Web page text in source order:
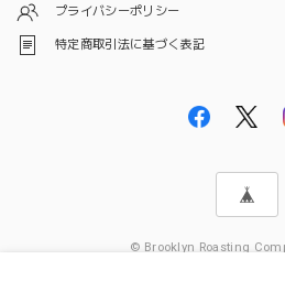
プライバシーポリシー
特定商取引法に基づく表記
© Brooklyn Roasting